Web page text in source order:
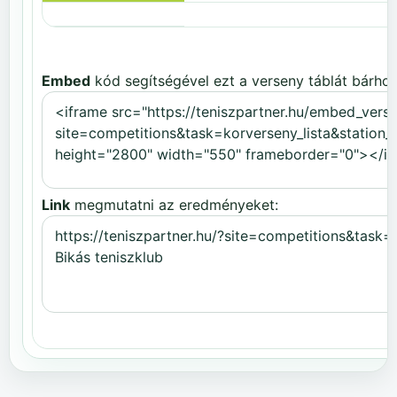
Embed kód segítségével ezt a verseny táblát
Link megmutatni az eredményeket: